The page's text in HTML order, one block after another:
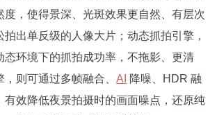
度，使得景深、光斑效果更自然、有层次
出单反级的人像大片；动态抓拍引擎，
态环境下的抓拍成功率，不拖影、更清
则可通过多帧融合、 AI
降噪、HDR 融
有效降低夜景拍摄时的画面噪点，还原纯